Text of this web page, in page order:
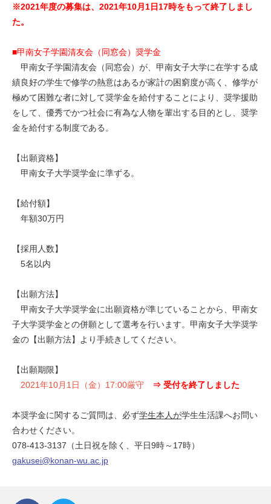
※2021年度の募集は、2021年10月1日17時をもって終了しまし
た。
■甲南女子学園清友会（同窓会）奨学金
甲南女子学園清友会（同窓会）が、甲南女子大学に在学する成
績良好の学生で修学の熱意はあるが家計の困窮度が高く、修学が
極めて困難な者に対して奨学金を給付することにより、奨学援助
をして、優秀でかつ社会に有為な人物を輩出する目的とし、奨学
金を給付する制度である。
【出願資格】
甲南女子大学奨学金に準ずる。
【給付額】
年額30万円
【採用人数】
5名以内
【出願方法】
甲南女子大学奨学金に出願資格が準じていることから、甲南女
子大学奨学金との併願として選考を行います。甲南女子大学奨学
金の【出願方法】より手続きしてください。
【出願期限】
2021年10月1日（金）17:00厳守 ⇒ 受付を終了しました
本奨学金に関するご質問は、必ず学生本人が学生生活課へお問い
合わせください。
078-413-3137（土日祝を除く、平日9時～17時）
gakusei@konan-wu.ac.jp